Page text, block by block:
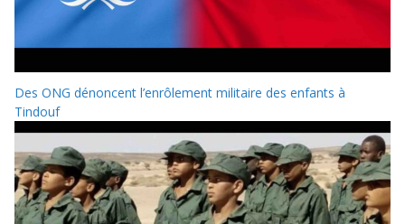
Des ONG dénoncent l’enrôlement militaire des enfants à
Tindouf